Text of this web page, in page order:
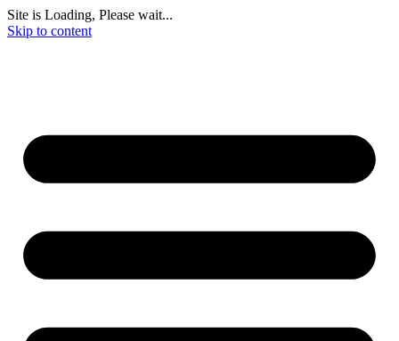
Site is Loading, Please wait...
Skip to content